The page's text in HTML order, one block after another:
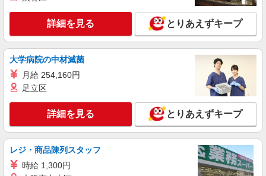
アルバイト
コンパスグループ・ジャパン株式会社 21760_p
調理補助【アルバイト・パート】
時給1,280円以上 試用期間中 時給1,280円以上
(試用期間2ヶ月) 残業が発生した場合、残業代を1
分単位で別途支給します。
大成建設本社 （東京都新宿区西新宿1-25-1
新宿センタービル6階）
キープ 詳細を見る
アルバイト パート
ケンタッキーフライドチキン 高田馬場四丁目店
カウンター・キッチンスタッフ ＜優先募集日
詳細を見る とりあえずキープ
大学病院の中材滅菌
月給 254,160円
足立区
詳細を見る とりあえずキープ
レジ・商品陳列スタッフ
時給 1,300円